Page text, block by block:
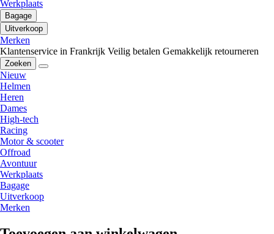
Werkplaats
Bagage
Uitverkoop
Merken
Klantenservice in Frankrijk Veilig betalen Gemakkelijk retourneren
Zoeken
Nieuw
Helmen
Heren
Dames
High-tech
Racing
Motor & scooter
Offroad
Avontuur
Werkplaats
Bagage
Uitverkoop
Merken